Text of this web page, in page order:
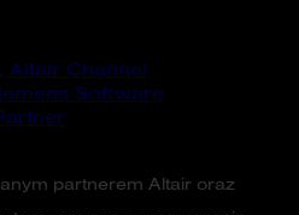
partnerem Altair oraz